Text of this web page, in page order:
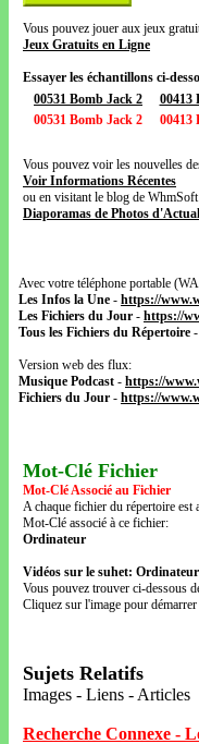
Vous pouvez jouer aux jeux
Jeux Gratuits en Ligne
Essayer les échantillons ci-
00531 Bomb Jack 2
00413
00531 Bomb Jack 2
00413
Vous pouvez voir les nouvelles
Voir Informations Récentes
ou en visitant le blog de
Diaporamas de Photos
Avec votre téléphone portable
Les Infos la Une - https://
Les Fichiers du Jour - https://
Tous les Fichiers du Répertoire -
Version web des flux:
Musique Podcast - https://
Fichiers du Jour - https://
Mot-Clé Fichier
Mot-Clé Associé au Fichier
A chaque fichier du répertoire est
Mot-Clé associé à ce fichier:
Ordinateur
Vidéos sur le suhet: Ordinateur
Vous pouvez trouver ci-dessous
Cliquez sur l'image pour
Sujets Relatifs
Images - Liens - Articles
Recherche Connexe -